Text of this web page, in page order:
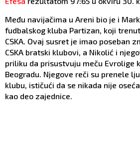
Među navijačima u Areni bio je i
fudbalskog kluba Partizan, koji
CSKA. Ovaj susret je imao poseban
CSKA bratski klubovi, a Nikolić i
priliku da prisustvuju meču Evrolige
Beogradu. Njegove reči su prenele
klubu, ističući da se nikada nije
kao deo zajednice.